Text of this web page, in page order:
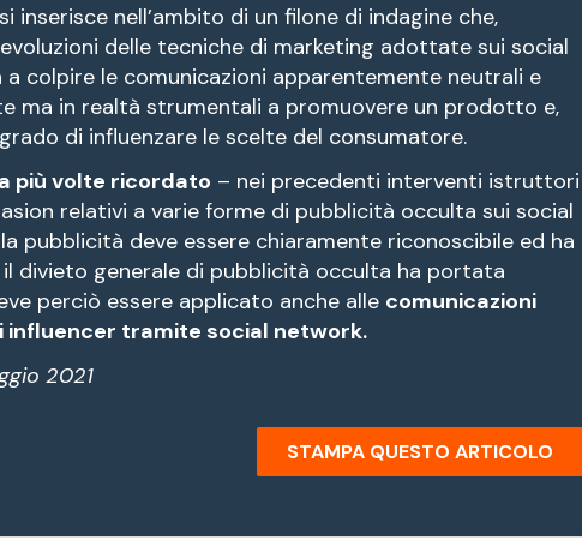
inserisce nell’ambito di un filone di indagine che,
delle tecniche di marketing adottate sui social
a colpire le comunicazioni apparentemente neutrali e
ma in realtà strumentali a promuovere un prodotto e,
di influenzare le scelte del consumatore.
più volte ricordato – nei precedenti interventi istruttori
relativi a varie forme di pubblicità occulta sui social
pubblicità deve essere chiaramente riconoscibile ed ha
divieto generale di pubblicità occulta ha portata
perciò essere applicato anche alle comunicazioni
influencer tramite social network.
2021
STAMPA QUESTO ARTICOLO